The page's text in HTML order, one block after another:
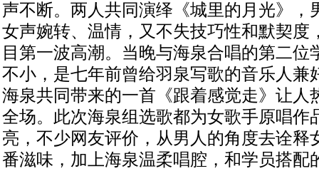
声不断。两人共同演绎《城里的月光》，
女声婉转、温情，又不失技巧性和默契度
目第一波高潮。当晚与海泉合唱的第二位
不小，是七年前曾给羽泉写歌的音乐人兼
海泉共同带来的一首《跟着感觉走》让人
全场。此次海泉组选歌都为女歌手原唱作
亮，不少网友评价，从男人的角度去诠释
番滋味，加上海泉温柔唱腔，和学员搭配